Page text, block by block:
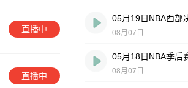
直播中
直播中
08月07日
08月07日